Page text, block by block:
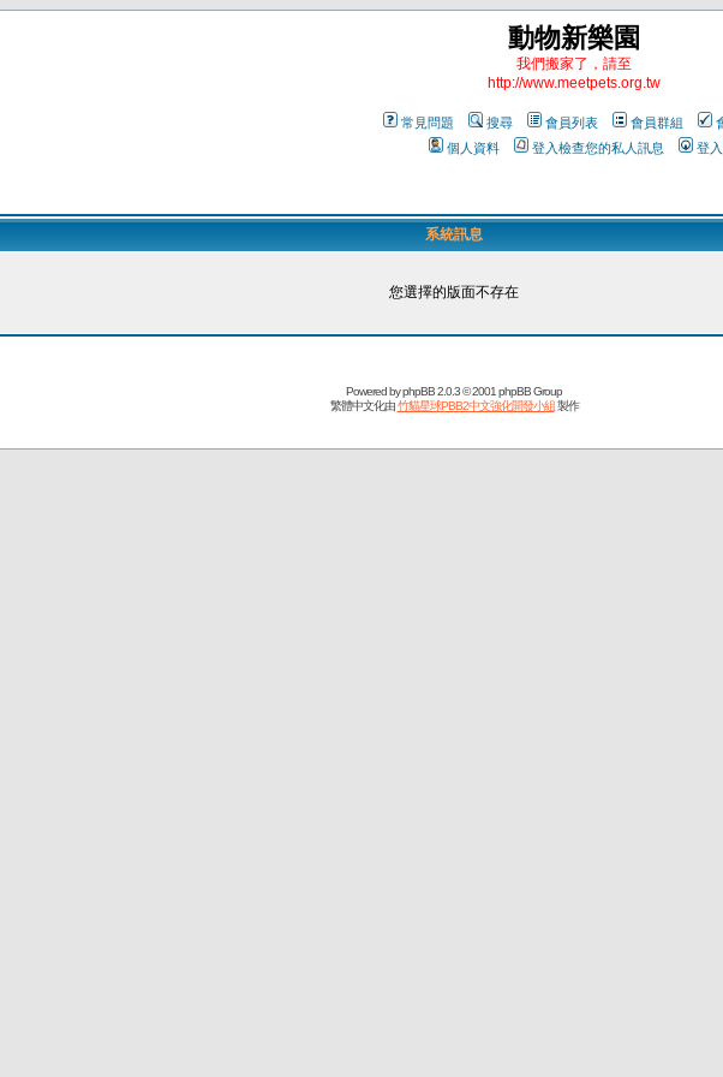
動物新樂園
我們搬家了，請至
http://www.meetpets.org.tw
常見問題 搜尋 會員列表 會員群組
個人資料
登入檢查您的私人訊息 登入
系統訊息
您選擇的版面不存在
Powered byphpBB2.0.3 © 2001 phpBB Group
繁體中文化由竹貓星球PBB2中文強化開發小組製作